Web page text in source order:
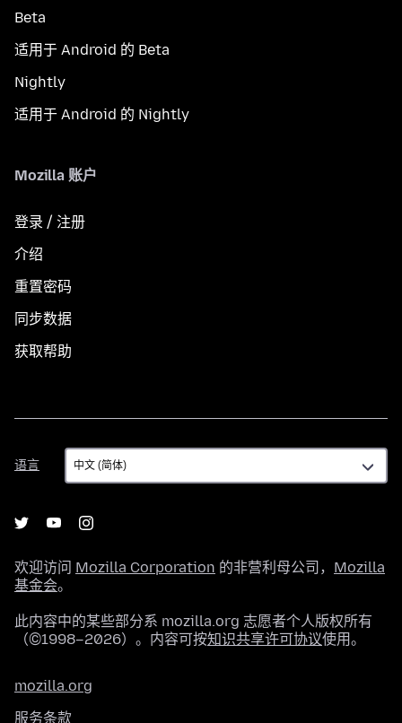
Beta
适用于 Android 的 Beta
Nightly
适用于 Android 的 Nightly
Mozilla 账户
登录 / 注册
介绍
重置密码
同步数据
获取帮助
语言
语
言
欢迎访问 Mozilla Corporation 的非营利母公司， Mozilla
基金会。
此内容中的某些部分系 mozilla.org 志愿者个人版权所有
（©1998–2026）。内容可按知识共享许可协议使用。
mozilla.org
服务条款